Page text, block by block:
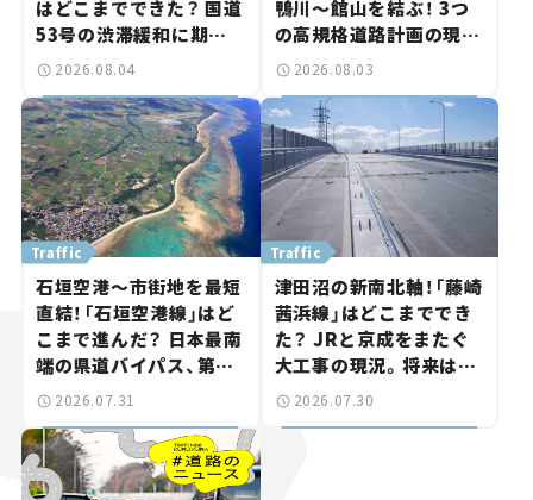
はどこまでできた？ 国道
53号の渋滞緩和に期待。
岡山市側でも動きが【い
2026.08.04
鴨川～館山を結ぶ！ 3つ
の高規格道路計画の現
状。「館山鴨川道路」で検
路計画】
2026.08.03
Traffic
石垣空港～市街地を最短
直結！「石垣空港線」はど
こまで進んだ？ 日本最南
端の県道バイパス、第2
工区も延伸開通 【いま気
2026.07.31
Traffic
津田沼の新南北軸！「藤崎
茜浜線」はどこまででき
た？ JRと京成をまたぐ
大工事の現況。将来は
「習志野～鎌ケ谷」を最短
2026.07.30